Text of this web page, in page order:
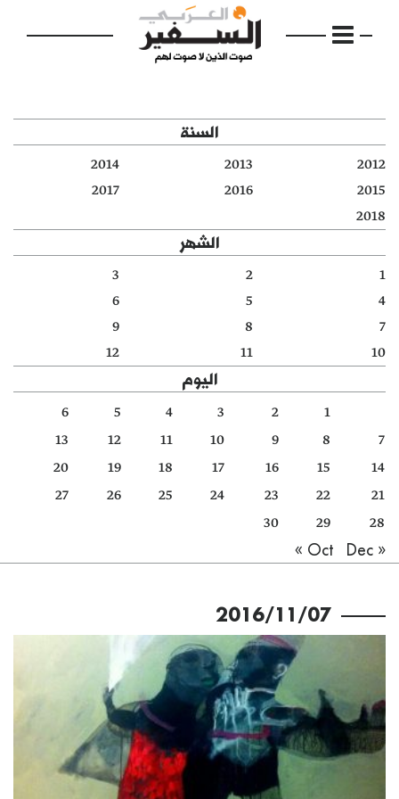
الرئيسية
مواضيع
دفاتر
الأرشيف
السنة
2012
2013
2014
2015
2016
2017
2018
الشهر
1
2
3
4
5
6
7
8
9
10
11
12
اليوم
1
2
3
4
5
6
7
8
9
10
11
12
13
14
15
16
17
18
19
20
21
22
23
24
25
26
27
28
29
30
« Oct
Dec »
2016/11/07